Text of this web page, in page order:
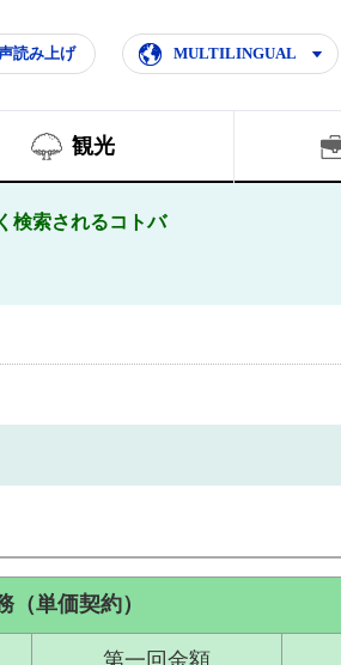
読み上げ MULTILINGUAL
観光
検索されるコトバ
単価契約）
第一回金額